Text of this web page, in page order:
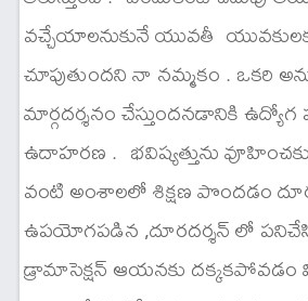
వచ్చేయాలనుకునే యువతీ
చూపుతుందని నా నమ్మకం . ఒకరి
మార్గదర్శనం చేస్తుందనడానికి
ఉదాహరణ . భవిష్యత్తును
వంటి అంశాలలో శిక్షణ పొందడం
ఉపయోగపడిన ,దూరదర్శన్ లో
డ్రామాసెక్షన్ ఆయనకు